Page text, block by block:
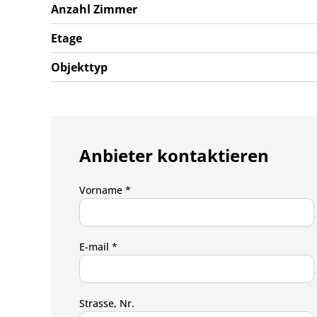
Baujahr 2025
Weitere Informationen auf schrifliche Anfrage.
Anzahl Zimmer
Etage
Objekttyp
Anbieter kontaktieren
Vorname *
E-mail *
Strasse, Nr.